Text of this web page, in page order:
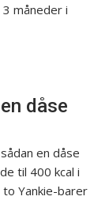
måneder i
dåse
en dåse
til 400 kcal i
to Yankie-barer